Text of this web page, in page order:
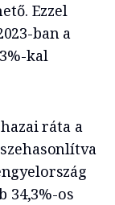
Ezzel
ban a
kal
ráta a
34,3%-os